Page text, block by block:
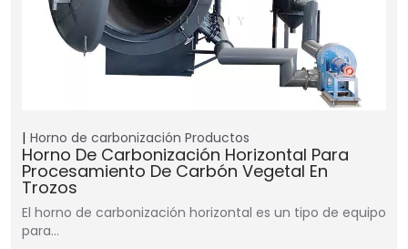
Horno de carbonización Productos
Horno De Carbonización Horizontal Para
Procesamiento De Carbón Vegetal En
Trozos
El horno de carbonización horizontal es un tipo de equipo
para…